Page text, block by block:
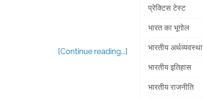
[Continue reading...]
प्रेक्टिस टेस्ट
भारत का भूगोल
भारतीय अर्थव्यवस्था
भारतीय इतिहास
भारतीय राजनीति